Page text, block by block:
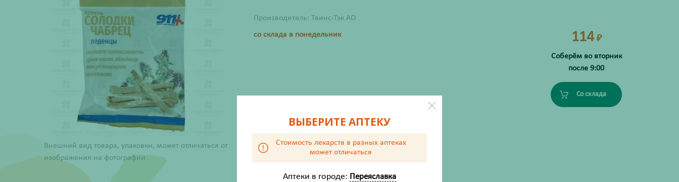
Внешний вид товара, упаковки, может отличаться от
изображения на фотографии
Производитель: Твинс-Тэк АО
со склада в понедельник 114 ₽
Соберём во вторник
после 9:00
Со склада
ХАРАКТЕРИСТИКИ
Жизненно важный
Нет
ВЫБЕРИТЕ АПТЕКУ
Стоимость лекарств в разных аптеках
может отличаться
Аптеки в городе: Переяславка